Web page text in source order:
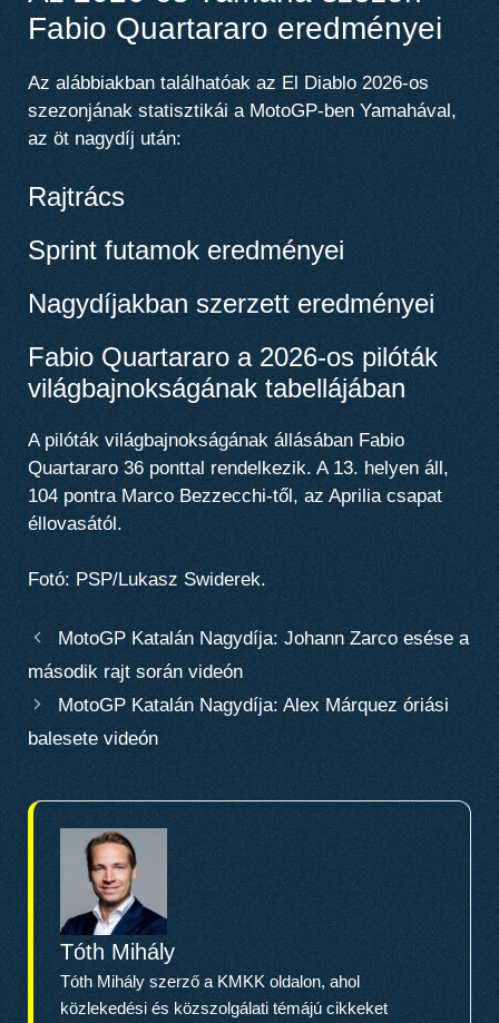
Fabio Quartararo eredményei
Az alábbiakban találhatóak az El Diablo 2026-os
szezonjának statisztikái a MotoGP-ben Yamahával,
az öt nagydíj után:
Rajtrács
Sprint futamok eredményei
Nagydíjakban szerzett eredményei
Fabio Quartararo a 2026-os pilóták
világbajnokságának tabellájában
A pilóták világbajnokságának állásában Fabio
Quartararo 36 ponttal rendelkezik. A 13. helyen áll,
104 pontra Marco Bezzecchi-től, az Aprilia csapat
éllovasától.
Fotó: PSP/Lukasz Swiderek.
MotoGP Katalán Nagydíja: Johann Zarco esése a
második rajt során videón
MotoGP Katalán Nagydíja: Alex Márquez óriási
balesete videón
Tóth Mihály
Tóth Mihály szerző a KMKK oldalon, ahol
közlekedési és közszolgálati témájú cikkeket